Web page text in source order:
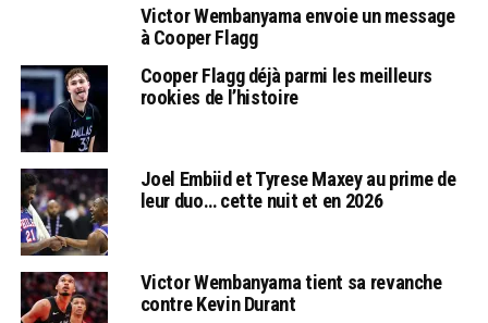
Victor Wembanyama envoie un message
à Cooper Flagg
Cooper Flagg déjà parmi les meilleurs
rookies de l’histoire
Joel Embiid et Tyrese Maxey au prime de
leur duo… cette nuit et en 2026
Victor Wembanyama tient sa revanche
contre Kevin Durant